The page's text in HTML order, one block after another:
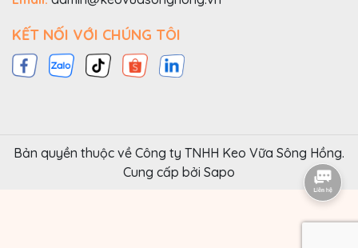
KẾT NỐI VỚI CHÚNG TÔI
Bản quyền thuộc về Công ty TNHH Keo Vữa Sông Hồng.
Cung cấp bởi Sapo